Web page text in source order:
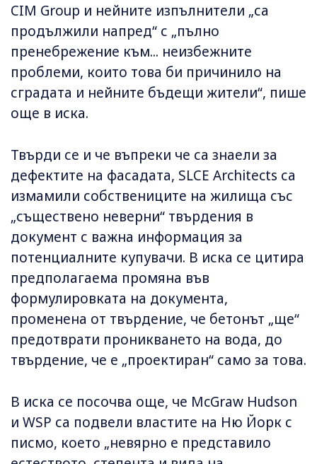
CIM Group и нейните изпълнители „са
продължили напред“ с „пълно
пренебрежение към... неизбежните
проблеми, които това би причинило на
сградата и нейните бъдещи жители“, пише
още в иска.
Твърди се и че въпреки че са знаели за
дефектите на фасадата, SLCE Architects са
измамили собствениците на жилища със
„съществено неверни“ твърдения в
документ с важна информация за
потенциалните купувачи. В иска се цитира
предполагаема промяна във
формулировката на документа,
променена от твърдение, че бетонът „ще“
предотврати проникването на вода, до
твърдение, че е „проектиран“ само за това.
В иска се посочва още, че McGraw Hudson
и WSP са подвели властите на Ню Йорк с
писмо, което „невярно е представило